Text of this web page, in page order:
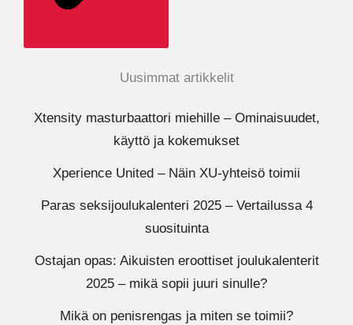
Uusimmat artikkelit
Xtensity masturbaattori miehille – Ominaisuudet,
käyttö ja kokemukset
Xperience United – Näin XU-yhteisö toimii
Paras seksijoulukalenteri 2025 – Vertailussa 4
suosituinta
Ostajan opas: Aikuisten eroottiset joulukalenterit
2025 – mikä sopii juuri sinulle?
Mikä on penisrengas ja miten se toimii?